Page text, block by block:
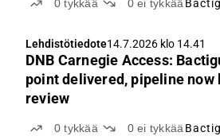
0tykkää 0ei tykkää
Lehdistötiedote14.7.2026 klo 14.41
DNB Carnegie Access:
point delivered, pipeline now
review
0tykkää 0ei tykkää